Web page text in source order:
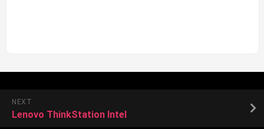
NEXT
Lenovo ThinkStation Intel